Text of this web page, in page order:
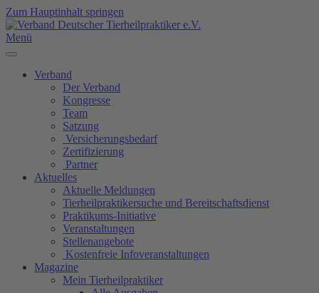
Zum Hauptinhalt springen
Menü
Verband
Der Verband
Kongresse
Team
Satzung
Versicherungsbedarf
Zertifizierung
Partner
Aktuelles
Aktuelle Meldungen
Tierheilpraktikersuche und Bereitschaftsdienst
Praktikums-Initiative
Veranstaltungen
Stellenangebote
Kostenfreie Infoveranstaltungen
Magazine
Mein Tierheilpraktiker